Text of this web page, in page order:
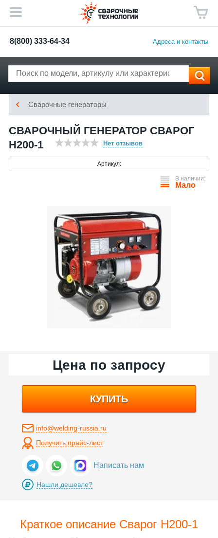
8(800) 333-64-34 Адреса и контакты
Сварочные генераторы
СВАРОЧНЫЙ ГЕНЕРАТОР СВАРОГ
H200-1
Нет отзывов
Артикул:
В наличии:
Мало
Цена по запросу
КУПИТЬ
info@welding-russia.ru
Получить прайс-лист
Написать нам
Нашли дешевле?
Краткое описание Сварог H200-1